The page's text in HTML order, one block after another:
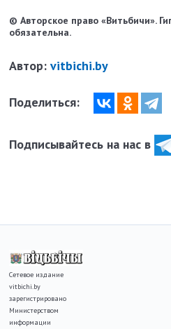
© Авторское право «Витьбичи».
обязательна.
Автор:vitbichi.by
Поделиться:
Подписывайтесь на нас в
Сетевое издание
vitbichi.by
зарегистрировано
Министерством
информации